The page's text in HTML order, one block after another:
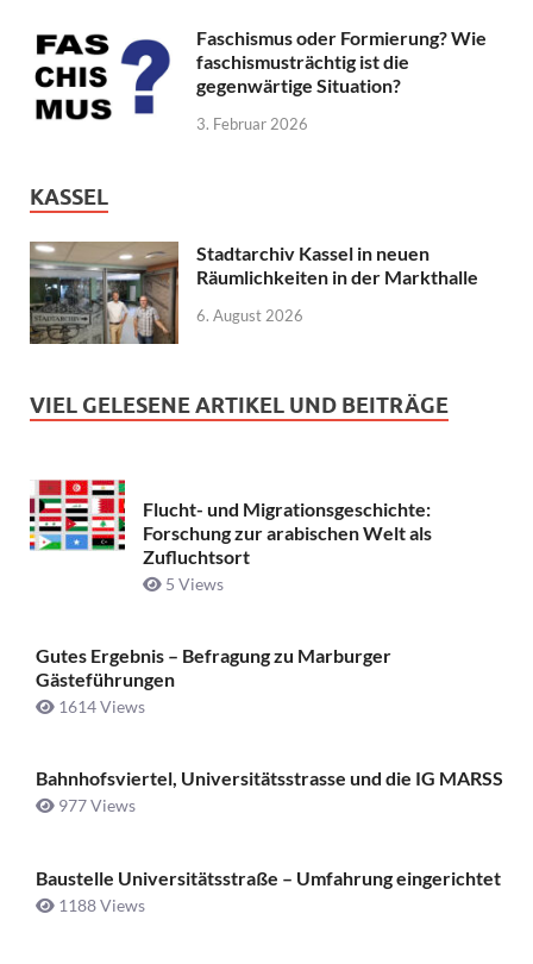
Faschismus oder Formierung? Wie
faschismusträchtig ist die
gegenwärtige Situation?
3. Februar 2026
KASSEL
Stadtarchiv Kassel in neuen
Räumlichkeiten in der Markthalle
6. August 2026
VIEL GELESENE ARTIKEL UND BEITRÄGE
Flucht- und Migrationsgeschichte:
Forschung zur arabischen Welt als
Zufluchtsort
5 Views
Gutes Ergebnis – Befragung zu Marburger
Gästeführungen
1614 Views
Bahnhofsviertel, Universitätsstrasse und die IG MARSS
977 Views
Baustelle Universitätsstraße ­– Umfahrung eingerichtet
1188 Views